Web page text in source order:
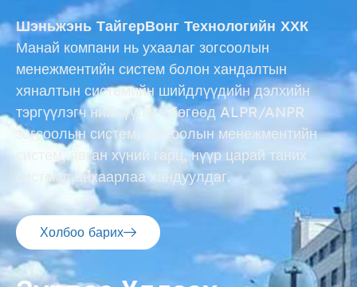
Шэньжэнь ТайгерВонг Технологийн ХХК
Манай компани нь ухаалаг зогсоолын
менежментийн систем болон хандалтын
хяналтын системийн шийдлүүдийн дэлхийн
тэргүүлэгч нийлүүлэгч бөгөөд ALPR/ANPR
зогсоолын систем, зогсоолын менежментийн
систем, явган хүний ​​​​гарц, нүүр царай таних
системд анхаарлаа хандуулдаг.
Холбоо барих